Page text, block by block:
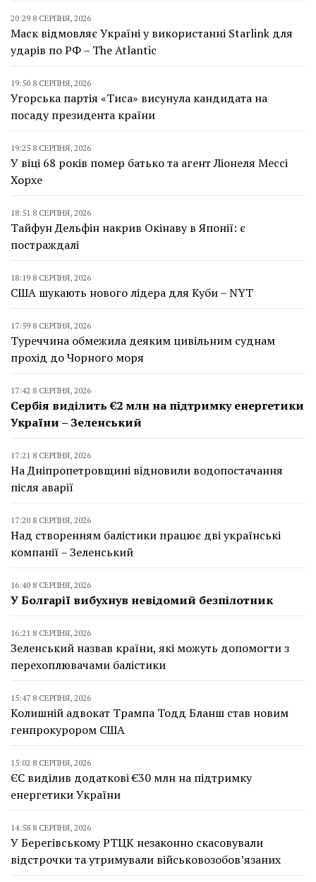
20:29 8 СЕРПНЯ, 2026
Маск відмовляє Україні у використанні Starlink для
ударів по РФ – The Atlantic
19:50 8 СЕРПНЯ, 2026
Угорська партія «Тиса» висунула кандидата на
посаду президента країни
19:25 8 СЕРПНЯ, 2026
У віці 68 років помер батько та агент Ліонеля Мессі
Хорхе
18:51 8 СЕРПНЯ, 2026
Тайфун Дельфін накрив Окінаву в Японії: є
постраждалі
18:19 8 СЕРПНЯ, 2026
США шукають нового лідера для Куби – NYT
17:59 8 СЕРПНЯ, 2026
Туреччина обмежила деяким цивільним суднам
прохід до Чорного моря
17:42 8 СЕРПНЯ, 2026
Сербія виділить €2 млн на підтримку енергетики
України – Зеленський
17:21 8 СЕРПНЯ, 2026
На Дніпропетровщині відновили водопостачання
після аварії
17:20 8 СЕРПНЯ, 2026
Над створенням балістики працює дві українські
компанії – Зеленський
16:40 8 СЕРПНЯ, 2026
У Болгарії вибухнув невідомий безпілотник
16:21 8 СЕРПНЯ, 2026
Зеленський назвав країни, які можуть допомогти з
перехоплювачами балістики
15:47 8 СЕРПНЯ, 2026
Колишній адвокат Трампа Тодд Бланш став новим
генпрокурором США
15:02 8 СЕРПНЯ, 2026
ЄС виділив додаткові €30 млн на підтримку
енергетики України
14:58 8 СЕРПНЯ, 2026
У Берегівському РТЦК незаконно скасовували
відстрочки та утримували військовозобов’язаних